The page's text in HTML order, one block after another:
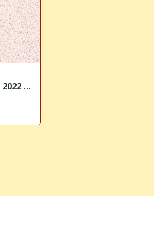
POGGIOMATTO 2022 Bolgheri DOC Superiore Micheletti